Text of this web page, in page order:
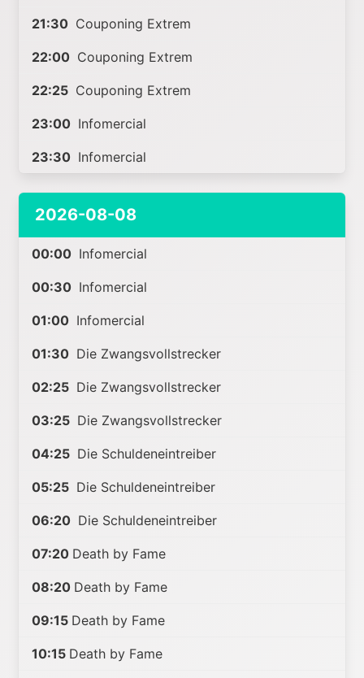
21:30 Couponing Extrem
22:00 Couponing Extrem
22:25 Couponing Extrem
23:00 Infomercial
23:30 Infomercial
2026-08-08
00:00 Infomercial
00:30 Infomercial
01:00 Infomercial
01:30 Die Zwangsvollstrecker
02:25 Die Zwangsvollstrecker
03:25 Die Zwangsvollstrecker
04:25 Die Schuldeneintreiber
05:25 Die Schuldeneintreiber
06:20 Die Schuldeneintreiber
07:20 Death by Fame
08:20 Death by Fame
09:15 Death by Fame
10:15 Death by Fame